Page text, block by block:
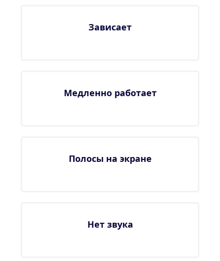
Зависает
Медленно работает
Полосы на экране
Нет звука